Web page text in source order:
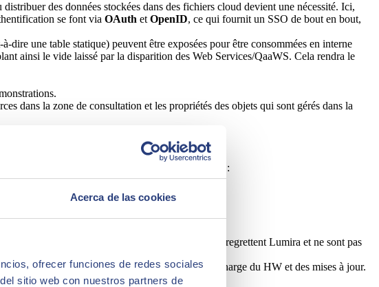
Acerca de las cookies
ofrecer funciones de redes sociales
sitio web con nuestros partners de
des données stockées dans des fichiers cloud devient une nécessité. Ici,
se font via OAuth et OpenID, ce qui fournit un SSO de bout en bout,
une table statique) peuvent être exposées pour être consommées en interne
ainsi le vide laissé par la disparition des Web Services/QaaWS. Cela rendra le
dans la zone de consultation et les propriétés des objets qui sont gérés dans la
clients pour donner le feu vert à la mise à jour sont :
WebI.
données. C'est une bonne option pour ceux qui regrettent Lumira et ne sont pas
licence où SAP héberge le SW et le SO et se charge du HW et des mises à jour.